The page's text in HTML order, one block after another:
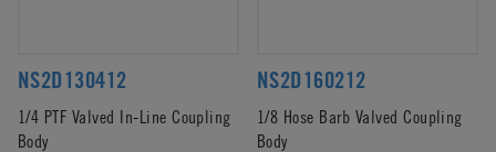
NS2D130412
1/4 PTF Valved In-Line Coupling
Body
NS2D160212
1/8 Hose Barb Valved Coupling
Body